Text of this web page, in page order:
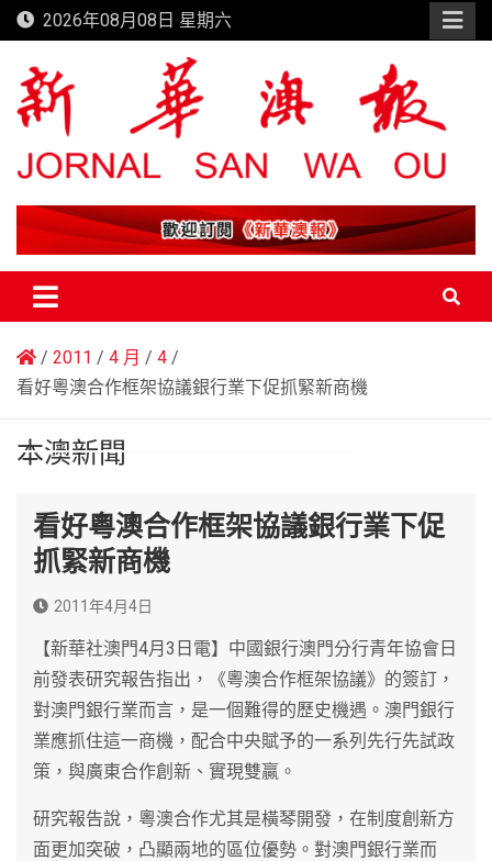
Skip
to
content
2026年08月08日 星期六
新華澳報
2011 4 月
4
看好粵澳合作框架協議銀行業下促抓緊新商機
本澳新聞
看好粵澳合作框架協議銀行業下促
抓緊新商機
2011年4月4日
【新華社澳門4月3日電】中國銀行澳門分行青年協會日
前發表研究報告指出，《粵澳合作框架協議》的簽訂，
對澳門銀行業而言，是一個難得的歷史機遇。澳門銀行
業應抓住這一商機，配合中央賦予的一系列先行先試政
策，與廣東合作創新、實現雙贏。
研究報告說，粵澳合作尤其是橫琴開發，在制度創新方
面更加突破，凸顯兩地的區位優勢。對澳門銀行業而